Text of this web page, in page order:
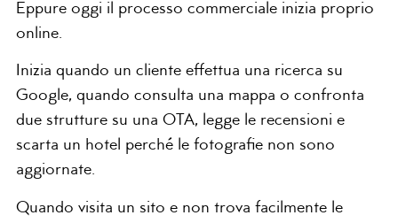
Eppure oggi il processo commerciale inizia proprio
online.
Inizia quando un cliente effettua una ricerca su
Google, quando consulta una mappa o confronta
due strutture su una OTA, legge le recensioni e
scarta un hotel perché le fotografie non sono
aggiornate.
Quando visita un sito e non trova facilmente le